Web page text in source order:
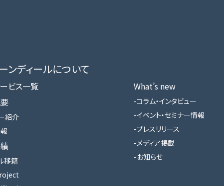
ンディールに​ついて
ビス一覧
紹介
移籍
What’s new
コラム・インタビュー
イベント・セミナー情報
プレスリリース
メディア掲載
お知らせ